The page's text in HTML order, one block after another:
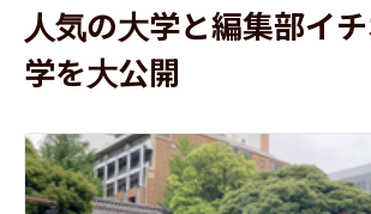
人気の大学と編集部イ
学を大公開